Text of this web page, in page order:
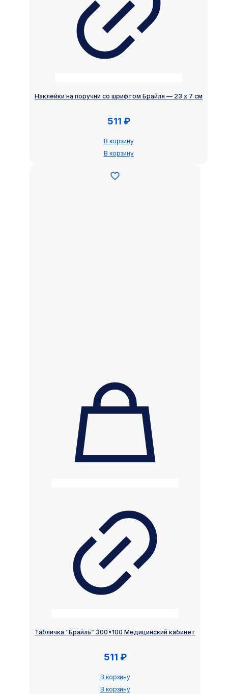
Наклейки на поручни со шрифтом Брайля — 23 х 7 см
511 ₽
В корзину
В корзину
Табличка “Брайль” 300×100 Медицинский кабинет
511 ₽
В корзину
В корзину